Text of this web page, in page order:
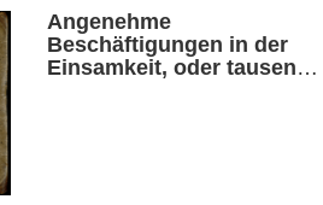
Angenehme
Beschäftigungen in der
Einsamkeit, oder tausend